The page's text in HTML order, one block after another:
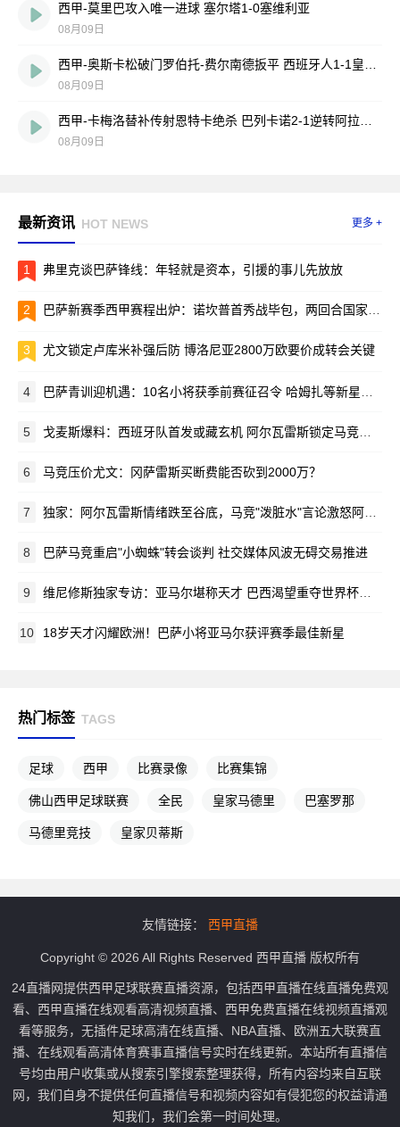
西甲-莫里巴攻入唯一进球 塞尔塔1-0塞维利亚
08月09日
08月09日
08月09日
最新资讯 HOT NEWS 更多 +
1 弗里克谈巴萨锋线：年轻就是资本，引援的事儿先放放
2 巴萨新赛季西甲赛程出炉：诺坎普首秀战毕包，两回合国家德比引爆焦点
3 尤文锁定卢库米补强后防 博洛尼亚2800万欧要价成转会关键
4 巴萨青训迎机遇：10名小将获季前赛征召令 哈姆扎等新星在列
5 戈麦斯爆料：西班牙队首发或藏玄机 阿尔瓦雷斯锁定马竞新赛季蓝图
6 马竞压价尤文：冈萨雷斯买断费能否砍到2000万？
7 独家：阿尔瓦雷斯情绪跌至谷底，马竞"泼脏水"言论激怒阿根廷新星
8 巴萨马竞重启"小蜘蛛"转会谈判 社交媒体风波无碍交易推进
9 维尼修斯独家专访：亚马尔堪称天才 巴西渴望重夺世界杯荣耀
10 18岁天才闪耀欧洲！巴萨小将亚马尔获评赛季最佳新星
热门标签 TAGS
足球 西甲 比赛录像 比赛集锦
佛山西甲足球联赛 全民 皇家马德里 巴塞罗那
马德里竞技 皇家贝蒂斯
友情链接： 西甲直播
Copyright © 2026 All Rights Reserved 西甲直播 版权所有
24直播网提供西甲足球联赛直播资源，包括西甲直播在线直播免费观
看、西甲直播在线观看高清视频直播、西甲免费直播在线视频直播观
看等服务，无插件足球高清在线直播、NBA直播、欧洲五大联赛直
播、在线观看高清体育赛事直播信号实时在线更新。本站所有直播信
号均由用户收集或从搜索引擎搜索整理获得，所有内容均来自互联
网，我们自身不提供任何直播信号和视频内容如有侵犯您的权益请通
知我们，我们会第一时间处理。